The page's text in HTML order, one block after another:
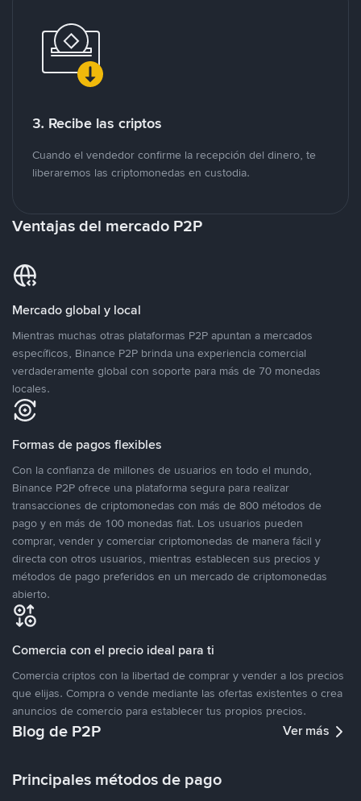
3. Recibe las criptos
Cuando el vendedor confirme la recepción del dinero, te
liberaremos las criptomonedas en custodia.
Ventajas del mercado P2P
Mercado global y local
Mientras muchas otras plataformas P2P apuntan a mercados
específicos, Binance P2P brinda una experiencia comercial
verdaderamente global con soporte para más de 70 monedas
locales.
Formas de pagos flexibles
Con la confianza de millones de usuarios en todo el mundo,
Binance P2P ofrece una plataforma segura para realizar
transacciones de criptomonedas con más de 800 métodos de
pago y en más de 100 monedas fiat. Los usuarios pueden
comprar, vender y comerciar criptomonedas de manera fácil y
directa con otros usuarios, mientras establecen sus precios y
métodos de pago preferidos en un mercado de criptomonedas
abierto.
Comercia con el precio ideal para ti
Comercia criptos con la libertad de comprar y vender a los precios
que elijas. Compra o vende mediante las ofertas existentes o crea
anuncios de comercio para establecer tus propios precios.
Blog de P2P Ver más
Principales métodos de pago